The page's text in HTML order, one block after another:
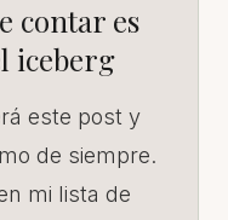
contar es
iceberg
este post y
de siempre.
mi lista de